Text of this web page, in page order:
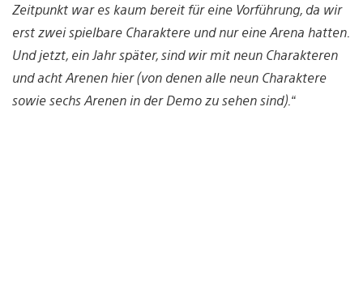
Zeitpunkt war es kaum bereit für eine Vorführung, da wir
erst zwei spielbare Charaktere und nur eine Arena hatten.
Und jetzt, ein Jahr später, sind wir mit neun Charakteren
und acht Arenen hier (von denen alle neun Charaktere
sowie sechs Arenen in der Demo zu sehen sind).“